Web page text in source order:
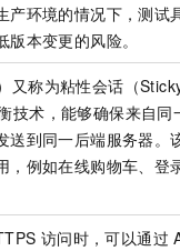
产环境的情况下，测试
本变更的风险。
又称为粘性会话（
技术，能够确保来自同
送到同一后端服务器。
，例如在线购物车、登
访问时，可以通过